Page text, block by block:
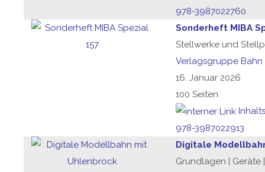
978-3987022760
Sonderheft MIBA
Stellwerke und
Verlagsgruppe Bahn
16. Januar 2026
100 Seiten
978-3987022913
Digitale
Grundlagen | Geräte